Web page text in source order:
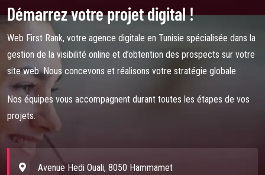
Démarrez votre projet digital !
Web First Rank, votre agence digitale en Tunisie spécialisée dans la
gestion de la visibilité online et d’obtention des prospects sur votre
site web. Nous concevons et réalisons votre stratégie globale.
Nos équipes vous accompagnent durant toutes les étapes de vos
projets.
Avenue Hedi Ouali, 8050 Hammamet